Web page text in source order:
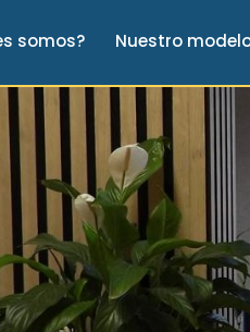
somos? Nuestro